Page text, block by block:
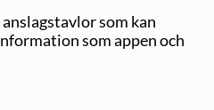
som kan
som appen och